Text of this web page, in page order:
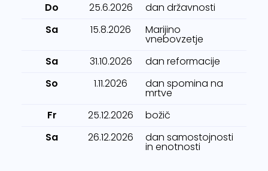
Do
25.6.2026
dan državnosti
Sa
15.8.2026 Marijino
vnebovzetje
Sa
31.10.2026
dan reformacije
So
1.11.2026 dan spomina na
mrtve
Fr
25.12.2026
božič
Sa
26.12.2026 dan samostojnosti
in enotnosti